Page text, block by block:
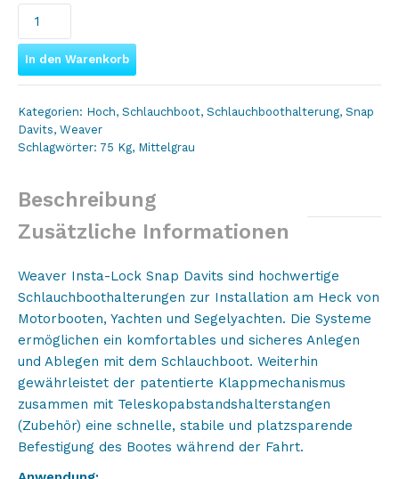
Weaver
Snap
Davit
Plattform
Raised
/
Hoch
Lifetime-
Garantie
Menge
In den Warenkorb
Kategorien: Hoch, Schlauchboot, Schlauchboothalterung, Snap
Davits, Weaver
Schlagwörter: 75 Kg, Mittelgrau
Beschreibung
Zusätzliche Informationen
Weaver Insta-Lock Snap Davits sind hochwertige
Schlauchboothalterungen zur Installation am Heck von
Motorbooten, Yachten und Segelyachten. Die Systeme
ermöglichen ein komfortables und sicheres Anlegen
und Ablegen mit dem Schlauchboot. Weiterhin
gewährleistet der patentierte Klappmechanismus
zusammen mit Teleskopabstandshalterstangen
(Zubehör) eine schnelle, stabile und platzsparende
Befestigung des Bootes während der Fahrt.